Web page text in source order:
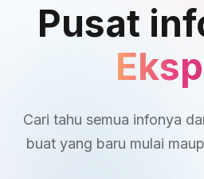
Pusat
Cari tahu semua infonya
buat yang baru mulai